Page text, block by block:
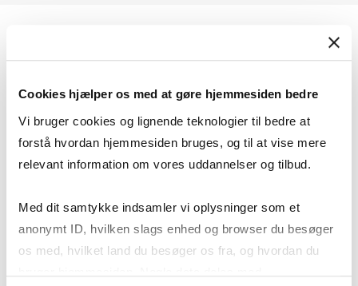
Cookies hjælper os med at gøre hjemmesiden bedre
Vi bruger cookies og lignende teknologier til bedre at
forstå hvordan hjemmesiden bruges, og til at vise mere
relevant information om vores uddannelser og tilbud.
Med dit samtykke indsamler vi oplysninger som et
anonymt ID, hvilken slags enhed og browser du besøger
os med, hvilket land du besøger os fra, og hvordan du
Geopolitik og businesssikkerhed
navigerer man som virksomhed?